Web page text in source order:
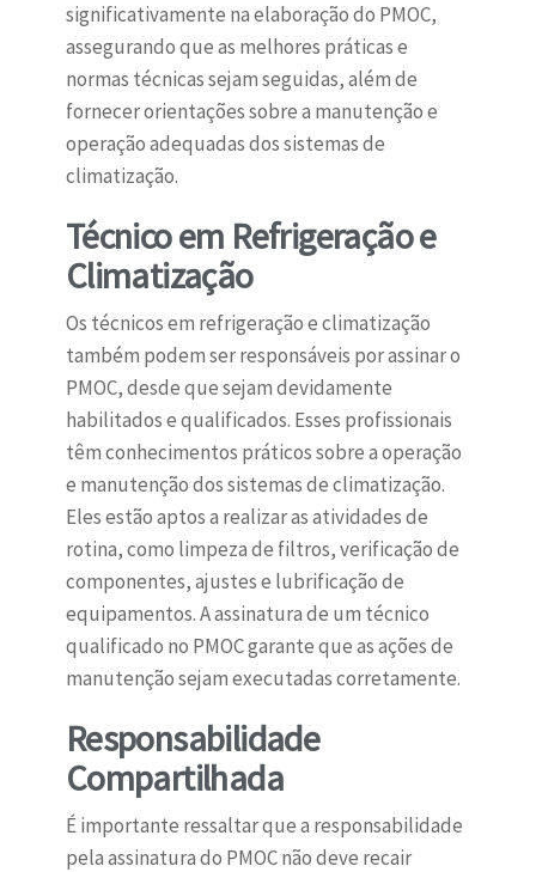
significativamente na elaboração do PMOC,
assegurando que as melhores práticas e
normas técnicas sejam seguidas, além de
fornecer orientações sobre a manutenção e
operação adequadas dos sistemas de
climatização.
Técnico em Refrigeração e
Climatização
Os técnicos em refrigeração e climatização
também podem ser responsáveis por assinar o
PMOC, desde que sejam devidamente
habilitados e qualificados. Esses profissionais
têm conhecimentos práticos sobre a operação
e manutenção dos sistemas de climatização.
Eles estão aptos a realizar as atividades de
rotina, como limpeza de filtros, verificação de
componentes, ajustes e lubrificação de
equipamentos. A assinatura de um técnico
qualificado no PMOC garante que as ações de
manutenção sejam executadas corretamente.
Responsabilidade
Compartilhada
É importante ressaltar que a responsabilidade
pela assinatura do PMOC não deve recair